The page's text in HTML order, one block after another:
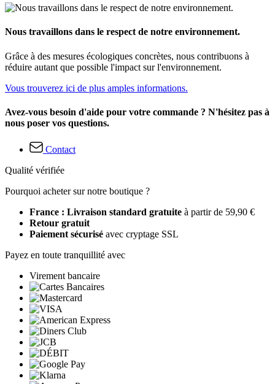
Nous travaillons dans le respect de notre environnement.
Grâce à des mesures écologiques concrètes, nous contribuons à
réduire autant que possible l'impact sur l'environnement.
Vous trouverez ici de plus amples informations.
Avez-vous besoin d'aide pour votre commande ? N'hésitez pas à
nous poser vos questions.
Contact
Qualité vérifiée
Pourquoi acheter sur notre boutique ?
France : Livraison standard gratuite à partir de 59,90 €
Retour gratuit
Paiement sécurisé avec cryptage SSL
Payez en toute tranquillité avec
Virement bancaire